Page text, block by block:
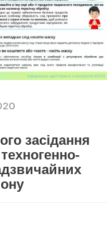
засідання